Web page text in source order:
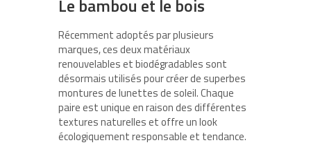
Le bambou et le bois
Récemment adoptés par plusieurs
marques, ces deux matériaux
renouvelables et biodégradables sont
désormais utilisés pour créer de superbes
montures de lunettes de soleil. Chaque
paire est unique en raison des différentes
textures naturelles et offre un look
écologiquement responsable et tendance.